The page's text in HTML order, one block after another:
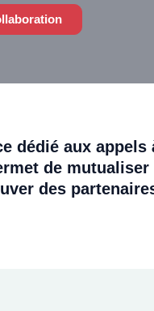
dédié aux
de
des